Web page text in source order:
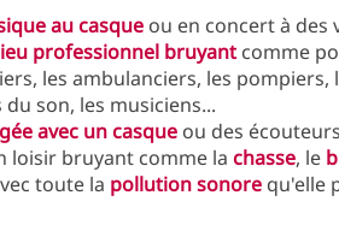
au casque ou en concert à des
professionnel bruyant comme
les ambulanciers, les pompiers,
son, les musiciens...
avec un casque ou des
loisir bruyant comme la chasse, le
toute la pollution sonore qu'elle